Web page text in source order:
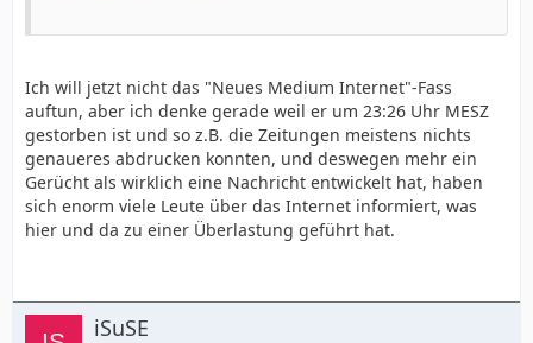
Ich will jetzt nicht das "Neues Medium Internet"-Fass
auftun, aber ich denke gerade weil er um 23:26 Uhr MESZ
gestorben ist und so z.B. die Zeitungen meistens nichts
genaueres abdrucken konnten, und deswegen mehr ein
Gerücht als wirklich eine Nachricht entwickelt hat, haben
sich enorm viele Leute über das Internet informiert, was
hier und da zu einer Überlastung geführt hat.
iSuSE